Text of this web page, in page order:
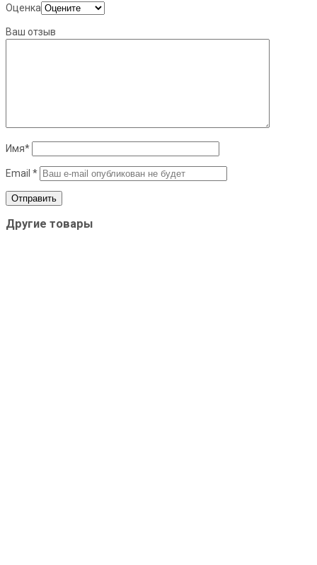
Оценка
Ваш отзыв
Имя*
Email *
Другие товары